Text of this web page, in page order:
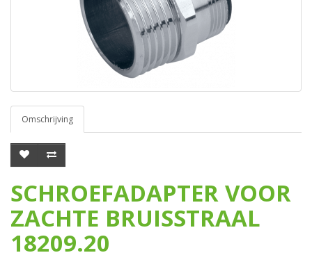
Omschrijving
SCHROEFADAPTER VOOR
ZACHTE BRUISSTRAAL
18209.20